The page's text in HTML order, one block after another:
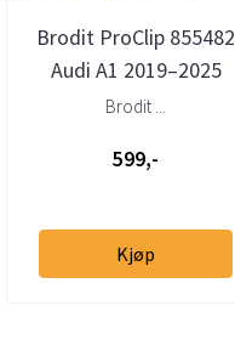
Brodit ProClip 855482
Audi A1 2019–2025
senter dashbord
Brodit ...
599,-
Kjøp